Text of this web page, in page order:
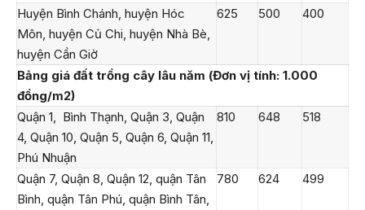
Huyện Bình Chánh, huyện Hóc
Môn, huyện Củ Chi, huyện Nhà Bè,
huyện Cần Giờ
625 500 400
Bảng giá đất trồng cây lâu năm (Đơn vị tính: 1.000
đồng/m2)
Quận 1, Bình Thạnh, Quận 3, Quận
4, Quận 10, Quận 5, Quận 6, Quận 11,
Phú Nhuận
810 648 518
Quận 7, Quận 8, Quận 12, quận Tân
Bình, quận Tân Phú, quận Bình Tân,
780 624 499